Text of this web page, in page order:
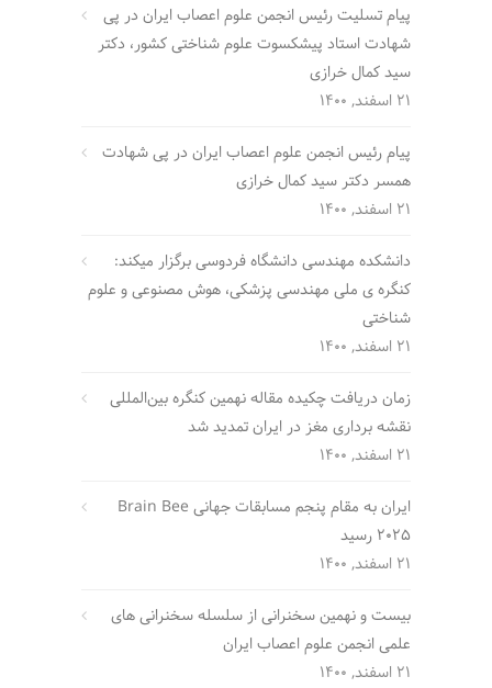
پیام تسلیت رئیس انجمن علوم اعصاب ایران در پی
شهادت استاد پیشکسوت علوم شناختی کشور، دکتر
سید کمال خرازی
21 اسفند, 1400
پیام رئیس انجمن علوم اعصاب ایران در پی شهادت
همسر دکتر سید کمال خرازی
21 اسفند, 1400
دانشکده مهندسی دانشگاه فردوسی برگزار میکند:
کنگره ی ملی مهندسی پزشکی، هوش مصنوعی و علوم
شناختی
21 اسفند, 1400
زمان دریافت چکیده مقاله نهمین کنگره بین‌المللی
نقشه برداری مغز در ایران تمدید شد
21 اسفند, 1400
ایران به مقام پنجم مسابقات جهانی Brain Bee
2025 رسید
21 اسفند, 1400
بیست و نهمین سخنرانی از سلسله سخنرانی های
علمی انجمن علوم اعصاب ایران
21 اسفند, 1400